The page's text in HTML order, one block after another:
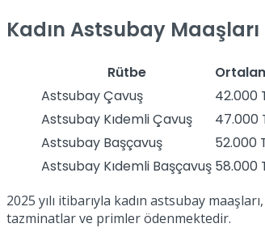
Kadın Astsubay Maaşları
Rütbe
Astsubay Çavuş
42.000
Astsubay Kıdemli Çavuş
47.000
Astsubay Başçavuş
52.000
Astsubay Kıdemli Başçavuş 58.000
2025 yılı itibarıyla kadın astsubay
tazminatlar ve primler ödenmektedir.